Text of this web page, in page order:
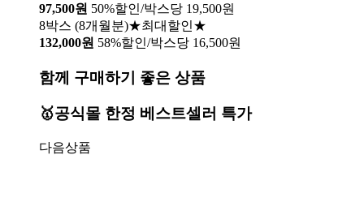
97,500원 50%할인/박스당 19,500원
8박스 (8개월분)★최대할인★
132,000원 58%할인/박스당 16,500원
함께 구매하기 좋은 상품
🥇공식몰 한정 베스트셀러 특가
다음상품